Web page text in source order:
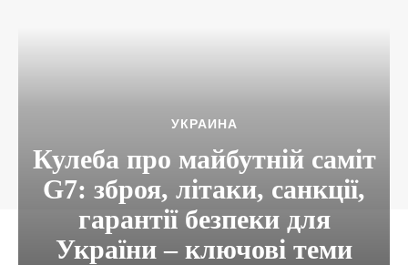
УКРАИНА
Кулеба про майбутній саміт
G7: зброя, літаки, санкції,
гарантії безпеки для
України – ключові теми